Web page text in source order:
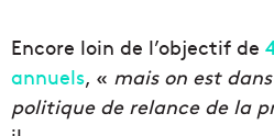
Encore loin de l’objectif de
annuels, « mais on est
politique de relance de la